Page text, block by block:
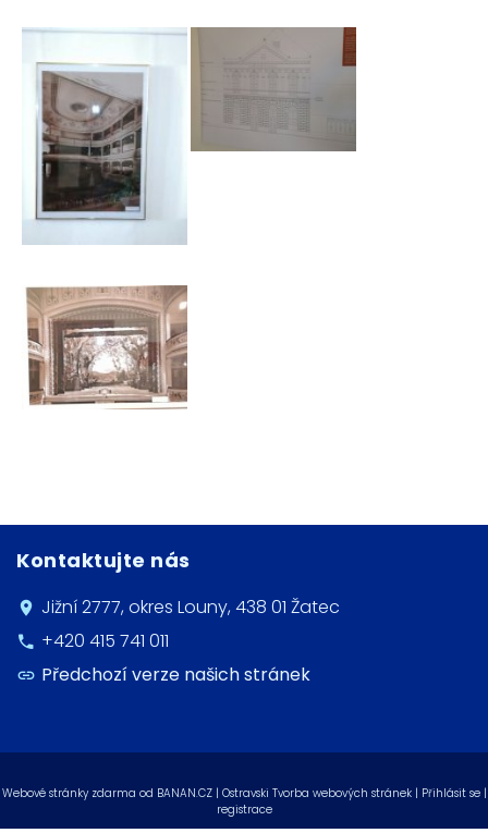
Kontaktujte nás
Jižní 2777, okres Louny, 438 01 Žatec
+420 415 741 011
Předchozí verze našich stránek
Webové stránky zdarma od BANAN.CZ| Ostravski Tvorba webových stránek | Přihlásit se |
registrace